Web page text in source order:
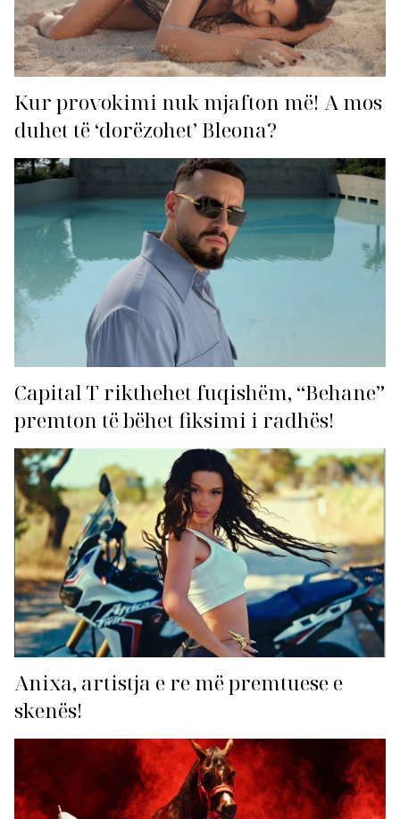
Kur provokimi nuk mjafton më! A mos
duhet të ‘dorëzohet’ Bleona?
Capital T rikthehet fuqishëm, “Behane”
premton të bëhet fiksimi i radhës!
Anixa, artistja e re më premtuese e
skenës!